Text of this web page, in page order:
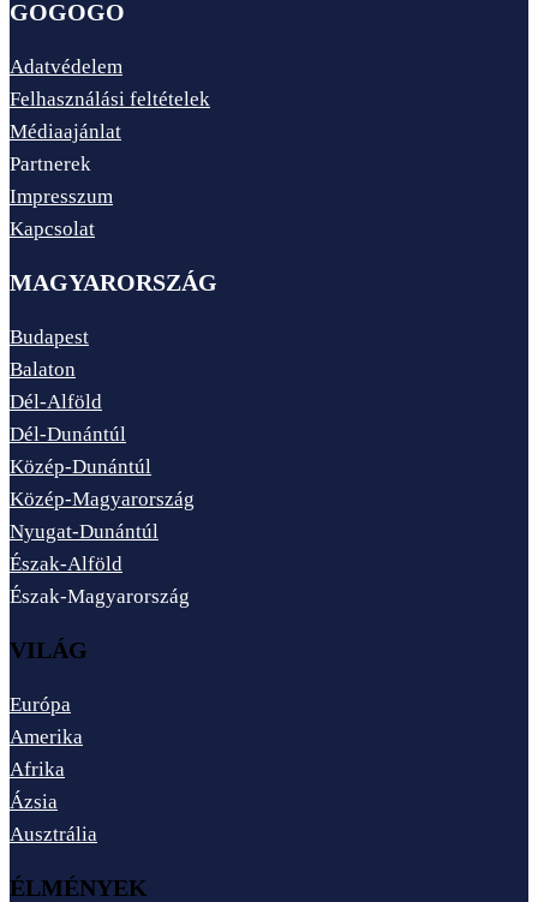
GOGOGO
Adatvédelem
Felhasználási feltételek
Médiaajánlat
Partnerek
Impresszum
Kapcsolat
MAGYARORSZÁG
Budapest
Balaton
Dél-Alföld
Dél-Dunántúl
Közép-Dunántúl
Közép-Magyarország
Nyugat-Dunántúl
Észak-Alföld
Észak-Magyarország
VILÁG
Európa
Amerika
Afrika
Ázsia
Ausztrália
ÉLMÉNYEK